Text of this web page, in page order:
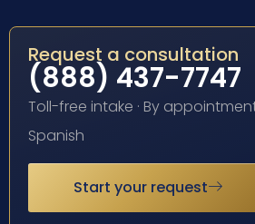
Request a consultation
(888) 437-7747
Toll-free intake · By appointment
Spanish
Start your request